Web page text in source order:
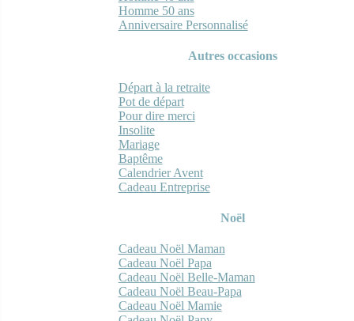
Homme 50 ans
Anniversaire Personnalisé
Autres occasions
Départ à la retraite
Pot de départ
Pour dire merci
Insolite
Mariage
Baptême
Calendrier Avent
Cadeau Entreprise
Noël
Cadeau Noël Maman
Cadeau Noël Papa
Cadeau Noël Belle-Maman
Cadeau Noël Beau-Papa
Cadeau Noël Mamie